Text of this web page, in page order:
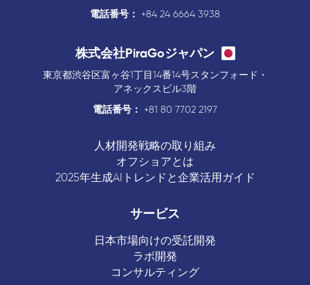
電話番号：
+84 24 6664 3938
株式会社PiraGoジャパン
東京都渋谷区富ヶ谷1丁目14番14号スタンフォード・
アネックスビル3階
電話番号：
+81 80 7702 2197
人材開発戦略の取り組み
オフショアとは
2025年生成AIトレンドと企業活用ガイド
サービス
日本市場向けの受託開発
ラボ開発
コンサルティング